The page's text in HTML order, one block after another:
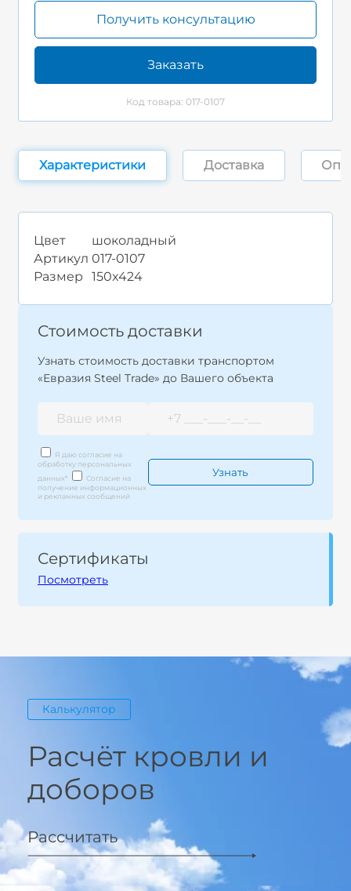
Получить консультацию
Заказать
Код товара: 017-0107
Характеристики Доставка
Цвет
шоколадный
Артикул 017-0107
Размер
150x424
Стоимость доставки
Узнать стоимость доставки транспортом
«Евразия Steel Trade» до Вашего объекта
Я даю согласие на
обработку персональных
данных*
Согласие на
получение информационных
и рекламных сообщений
Сертификаты
Посмотреть
Калькулятор
Расчёт кровли и
доборов
Рассчитать